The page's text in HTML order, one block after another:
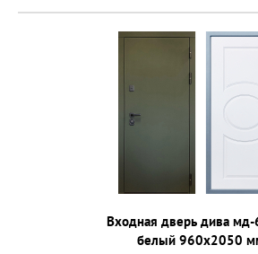
Входная дверь дива
белый 960х2050